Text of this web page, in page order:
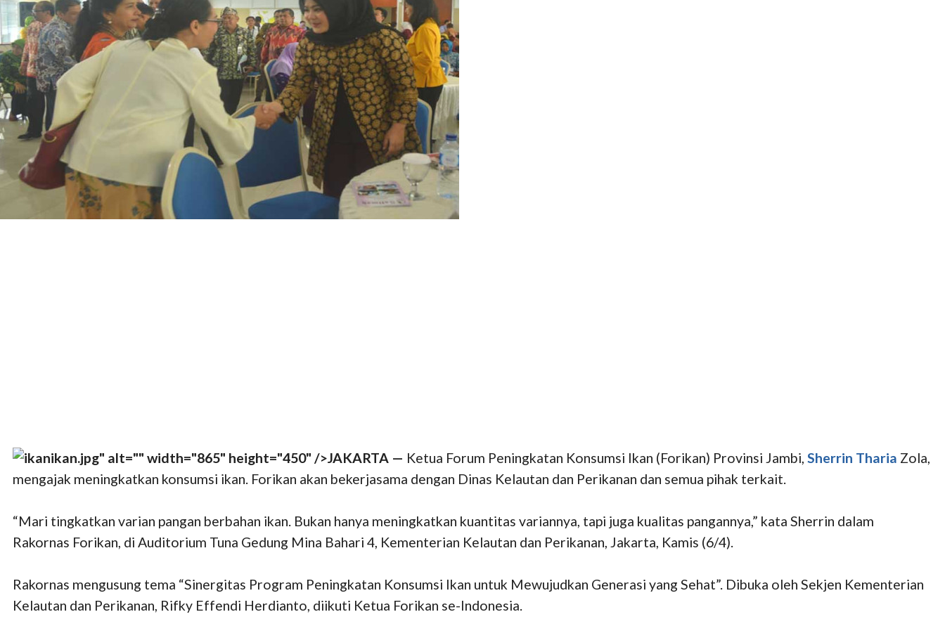
ikan.jpg" alt="" width="865" height="450" />JAKARTA — Ketua Forum Peningkatan Konsumsi Ikan (Forikan) Provinsi Jambi, Sherrin Tharia Zola,
mengajak meningkatkan konsumsi ikan. Forikan akan bekerjasama dengan Dinas Kelautan dan Perikanan dan semua pihak terkait.
“Mari tingkatkan varian pangan berbahan ikan. Bukan hanya meningkatkan kuantitas variannya, tapi juga kualitas pangannya,” kata Sherrin dalam
Rakornas Forikan, di Auditorium Tuna Gedung Mina Bahari 4, Kementerian Kelautan dan Perikanan, Jakarta, Kamis (6/4).
Rakornas mengusung tema “Sinergitas Program Peningkatan Konsumsi Ikan untuk Mewujudkan Generasi yang Sehat”. Dibuka oleh Sekjen Kementerian
Kelautan dan Perikanan, Rifky Effendi Herdianto, diikuti Ketua Forikan se-Indonesia.